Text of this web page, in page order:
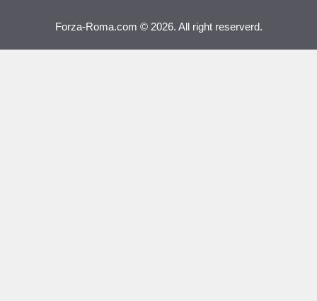
Forza-Roma.com © 2026. All right reserverd.